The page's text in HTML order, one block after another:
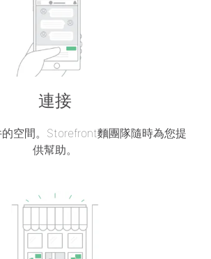
連接
空間。Storefront麵團隊隨時為您提
供幫助。